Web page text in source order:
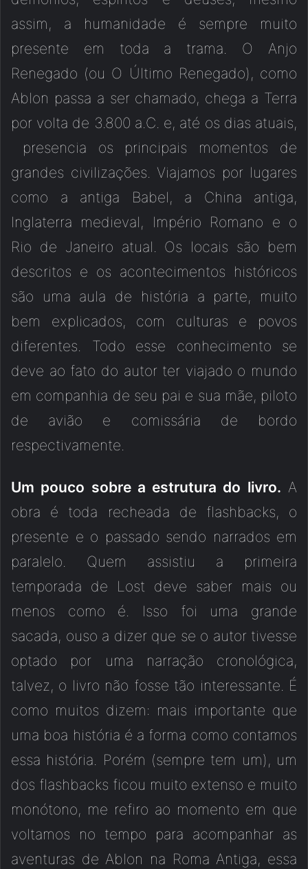
assim, a humanidade é sempre muito
presente em toda a trama. O Anjo
Renegado (ou O Último Renegado), como
Ablon passa a ser chamado, chega a Terra
por volta de 3.800 a.C. e, até os dias atuais,
presencia os principais momentos de
grandes civilizações. Viajamos por lugares
como a antiga Babel, a China antiga,
Inglaterra medieval, Império Romano e o
Rio de Janeiro atual. Os locais são bem
descritos e os acontecimentos históricos
são uma aula de história a parte, muito
bem explicados, com culturas e povos
diferentes. Todo esse conhecimento se
deve ao fato do autor ter viajado o mundo
em companhia de seu pai e sua mãe, piloto
de avião e comissária de bordo
respectivamente.
Um pouco sobre a estrutura do livro. A
obra é toda recheada de flashbacks, o
presente e o passado sendo narrados em
paralelo. Quem assistiu a primeira
temporada de Lost deve saber mais ou
menos como é. Isso foi uma grande
sacada, ouso a dizer que se o autor tivesse
optado por uma narração cronológica,
talvez, o livro não fosse tão interessante. É
como muitos dizem: mais importante que
uma boa história é a forma como contamos
essa história. Porém (sempre tem um), um
dos flashbacks ficou muito extenso e muito
monótono, me refiro ao momento em que
voltamos no tempo para acompanhar as
aventuras de Ablon na Roma Antiga, essa